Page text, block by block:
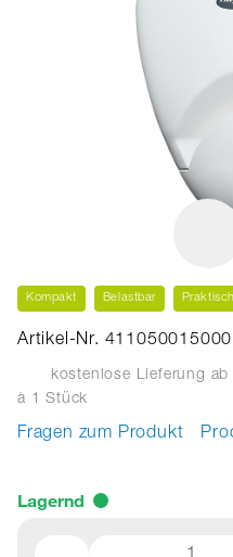
Kompakt Belastbar Praktisch
Artikel-Nr. 411050015000
kostenlose Lieferung
à 1 Stück
Fragen zum Produkt
Lagernd